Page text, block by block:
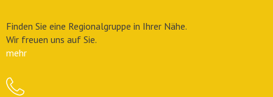
Finden Sie eine Regionalgruppe in Ihrer Nähe.
Wir freuen uns auf Sie.
mehr